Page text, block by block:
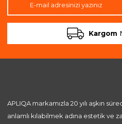
Kargom
APLIQA markamızla 20 yılı aşkın
anlamlı kılabilmek adına estetik ve